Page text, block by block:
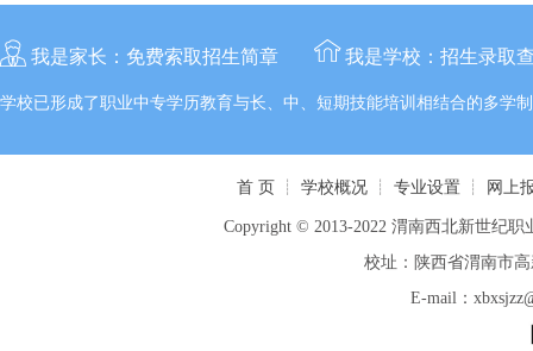
我是家长： 免费索取招生简章 我是学校： 招生录取
学校已形成了职业中专学历教育与长、中、短期技能培训相结合的多学
首 页 ┊ 学校概况 ┊ 专业设置 ┊ 网上
Copyright © 2013-2022 渭南西北新世纪职
校址：陕西省渭南市
E-mail：